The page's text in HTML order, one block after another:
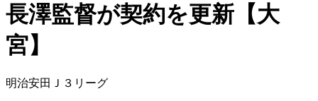
長澤監督が契約を更新【大
宮】
明治安田Ｊ３リーグ